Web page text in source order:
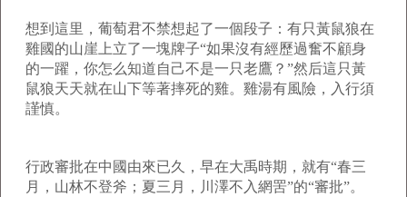
想到這里，葡萄君不禁想起了一個段子：有只黃鼠狼在
雞國的山崖上立了一塊牌子“如果沒有經歷過奮不顧身
的一躍，你怎么知道自己不是一只老鷹？”然后這只黃
鼠狼天天就在山下等著摔死的雞。雞湯有風險，入行須
謹慎。
行政審批在中國由來已久，早在大禹時期，就有“春三
月，山林不登斧；夏三月，川澤不入網罟”的“審批”。